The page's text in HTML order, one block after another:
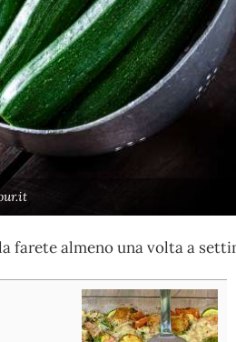
farete almeno una volta a